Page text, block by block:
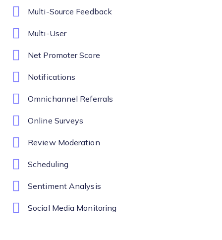
Multi-Source Feedback
Multi-User
Net Promoter Score
Notifications
Omnichannel Referrals
Online Surveys
Review Moderation
Scheduling
Sentiment Analysis
Social Media Monitoring